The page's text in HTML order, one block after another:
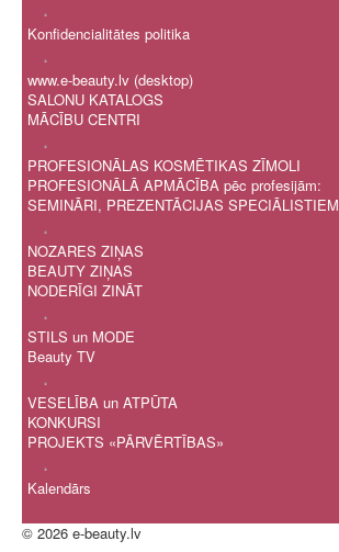
.
Konfidencialitātes politika
.
www.e-beauty.lv (desktop)
SALONU KATALOGS
MĀCĪBU CENTRI
.
PROFESIONĀLAS KOSMĒTIKAS ZĪMOLI
PROFESIONĀLĀ APMĀCĪBA pēc profesijām:
SEMINĀRI, PREZENTĀCIJAS SPECIĀLISTIEM
.
NOZARES ZIŅAS
BEAUTY ZIŅAS
NODERĪGI ZINĀT
.
STILS un MODE
Beauty TV
.
VESELĪBA un ATPŪTA
KONKURSI
PROJEKTS «PĀRVĒRTĪBAS»
.
Kalendārs
© 2026 e-beauty.lv